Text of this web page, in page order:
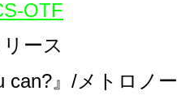
ース
can?』/メトロノ